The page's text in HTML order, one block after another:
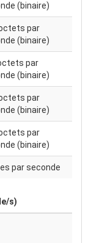
(binaire)
par
(binaire)
par
(binaire)
par
(binaire)
par
(binaire)
par seconde
s)